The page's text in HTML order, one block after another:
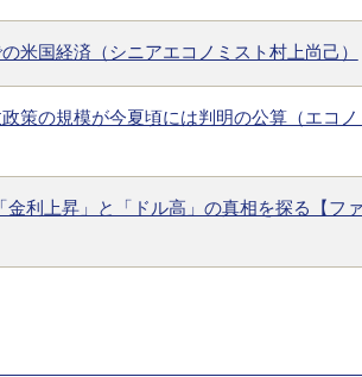
米国経済（シニアエコノミスト村上尚己）
策の規模が今夏頃には判明の公算（エコ
利上昇」と「ドル高」の真相を探る【フ